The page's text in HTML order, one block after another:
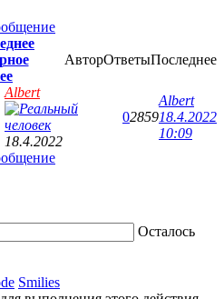
АвторОтветыПоследнее
Albert
18.4.2022
02859
Albert
18.4.2022
10:09
Осталось
Smilies